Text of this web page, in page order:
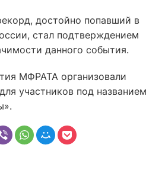
достойно попавший в
стал подтверждением
данного события.
МФРАТА организовали
участников под названием